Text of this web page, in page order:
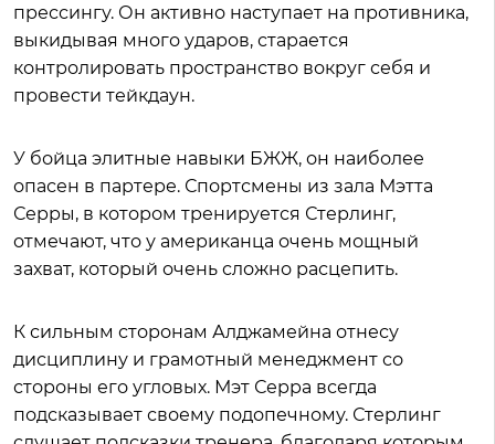
прессингу. Он активно наступает на противника,
выкидывая много ударов, старается
контролировать пространство вокруг себя и
провести тейкдаун.
У бойца элитные навыки БЖЖ, он наиболее
опасен в партере. Спортсмены из зала Мэтта
Серры, в котором тренируется Стерлинг,
отмечают, что у американца очень мощный
захват, который очень сложно расцепить.
К сильным сторонам Алджамейна отнесу
дисциплину и грамотный менеджмент со
стороны его угловых. Мэт Серра всегда
подсказывает своему подопечному. Стерлинг